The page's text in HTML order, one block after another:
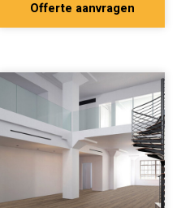
Offerte aanvragen